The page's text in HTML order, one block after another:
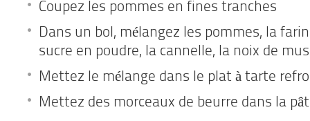
Coupez les pommes en fines tranches
Dans un bol, mélangez les pommes, la
sucre en poudre, la cannelle, la noix de
Mettez le mélange dans le plat à tarte
Mettez des morceaux de beurre dans la